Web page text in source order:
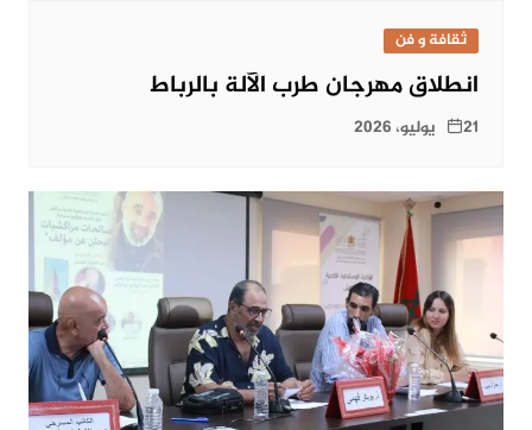
ثقافة و فن
انطلاق مهرجان طرب الآلة بالرباط
21 يوليو، 2026